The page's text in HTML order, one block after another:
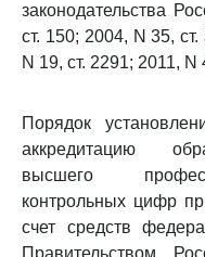
законодательства
ст. 150; 2004, N 35,
N 19, ст. 2291; 2011, N
Порядок
аккредитацию
высшего
контрольных цифр
счет средств
Правительством